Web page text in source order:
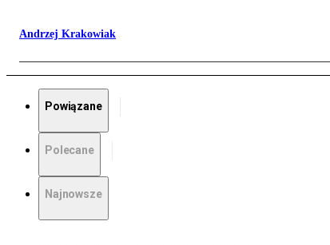
Andrzej Krakowiak
Powiązane
Polecane
Najnowsze